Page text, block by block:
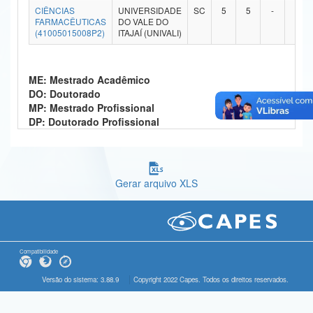
Ministério da Ciência, Tecnologia, Inovações e Comunicações
Ministério do Meio Ambiente
Ministério do Desenvolvimento Regional
Controladoria-Geral da União
Gabinete de Segurança Institucional
Advocacia-Geral da União
CIÊNCIAS
FARMACÊUTICAS
(41005015008P2)
UNIVERSIDADE
DO VALE DO
ITAJAÍ (UNIVALI)
SC 5 5 -
ME: Mestrado Acadêmico
DO: Doutorado
MP: Mestrado Profissional
DP: Doutorado Profissional
Gerar arquivo XLS
Compatibilidade
Versão do sistema: 3.88.9 Copyright 2022 Capes. Todos os direitos reservados.